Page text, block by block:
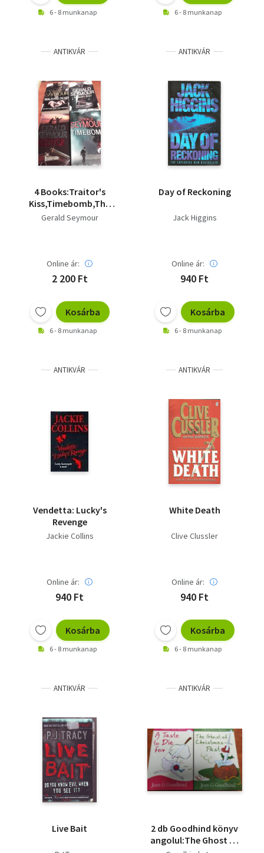
6 - 8 munkanap 6 - 8 munkanap
ANTIKVÁR
4 Books:Traitor's
Kiss,Timebomb,The
Walking Dead,Red Fox
Gerald Seymour
Online ár:
2 200 Ft
Kosárba
6 - 8 munkanap
ANTIKVÁR
Day of Reckoning
Jack Higgins
Online ár:
940 Ft
Kosárba
6 - 8 munkanap
ANTIKVÁR
Vendetta: Lucky's
Revenge
Jackie Collins
Online ár:
940 Ft
Kosárba
6 - 8 munkanap
ANTIKVÁR
White Death
Clive Clussler
Online ár:
940 Ft
Kosárba
6 - 8 munkanap
ANTIKVÁR
Live Bait
ANTIKVÁR
2 db Goodhind könyv
angolul:The Ghost of